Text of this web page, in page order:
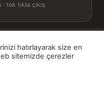
tek tıkla çıkış
Kitap Platformu
Hakan Turgay
hatırlayarak size en
sitemizde çerezler